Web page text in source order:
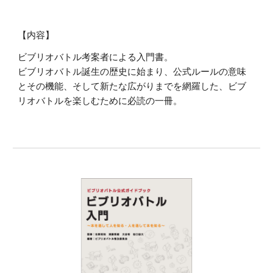
【内容】
ビブリオバトル考案者による入門書。
ビブリオバトル誕生の歴史に始まり、公式ルールの意味
とその機能、そして新たな広がりまでを網羅した、ビブ
リオバトルを楽しむために必読の一冊。